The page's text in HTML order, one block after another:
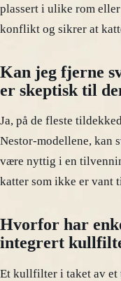
plassert i ulike rom
konflikt og sikrer at
Kan jeg fjerne
er skeptisk til
Ja, på de fleste
Nestor-modellene, kan
være nyttig i en
katter som ikke er vant
Hvorfor har
integrert
Et kullfilter i taket av et